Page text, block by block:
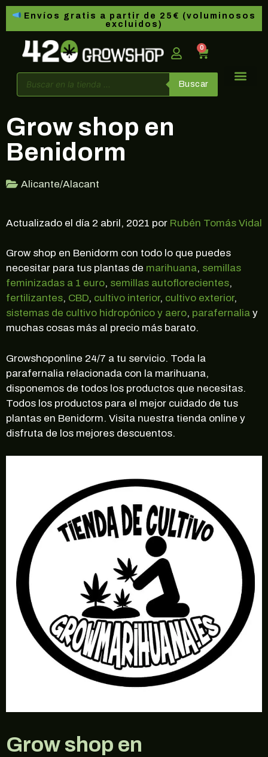
Envíos gratis a partir de 25€ (voluminosos
excluidos)
0
Buscar
Grow shop en
Benidorm
Alicante/Alacant
Actualizado el día 2 abril, 2021 por Rubén Tomás Vidal
Grow shop en Benidorm con todo lo que puedes
necesitar para tus plantas de marihuana, semillas
feminizadas a 1 euro, semillas autoflorecientes,
fertilizantes, CBD, cultivo interior, cultivo exterior,
sistemas de cultivo hidropónico y aero, parafernalia y
muchas cosas más al precio más barato.
Growshoponline 24/7 a tu servicio. Toda la
parafernalia relacionada con la marihuana,
disponemos de todos los productos que necesitas.
Todos los productos para el mejor cuidado de tus
plantas en Benidorm. Visita nuestra tienda online y
disfruta de los mejores descuentos.
Grow shop en